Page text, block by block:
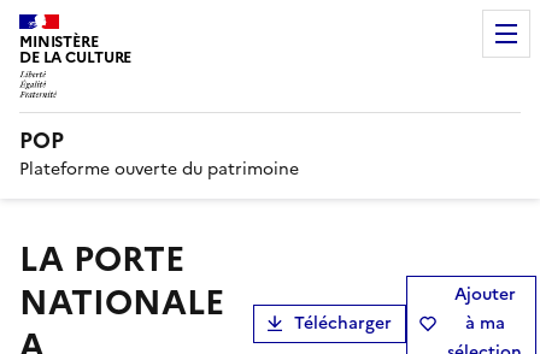
MINISTÈRE
DE LA CULTURE
POP
Plateforme ouverte du patrimoine
LA PORTE
NATIONALE
Télécharger
Ajouter
à ma